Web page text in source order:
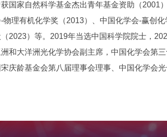
国家自然科学基金杰出青年基金资助（2001
-物理有机化学奖（2013）、中国化学会-赢创
2023）等。2019年当选中国科学院院士，
和大洋洲光化学协会副主席，中国化学会第
庆龄基金会第八届理事会理事、中国化学会光